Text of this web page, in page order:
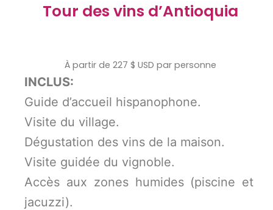
Tour des vins d’Antioquia
À partir de 227 $ USD par personne
INCLUS:
Guide d’accueil hispanophone.
Visite du village.
Dégustation des vins de la maison.
Visite guidée du vignoble.
Accès aux zones humides (piscine et
jacuzzi).